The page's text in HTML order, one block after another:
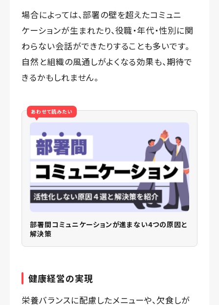
場合によっては、部署の壁を超えたコミュニ
ケーションが生まれたり、役職・年代・性別に関
わらない会話ができたりすることも多いです。
自然と組織の風通しがよくなる効果も、期待で
きるかもしれません。
あわせて読みたい
部署間コミュニケーションが進まない4つの原因と
解決策
健康経営の実現
栄養バランスに配慮したメニューや、欠食しが